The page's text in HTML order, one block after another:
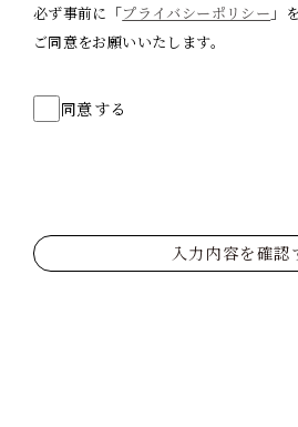
必ず事前に「プライバシーポリシー 」
ご同意をお願いいたします。
同意する
入力内容を確認